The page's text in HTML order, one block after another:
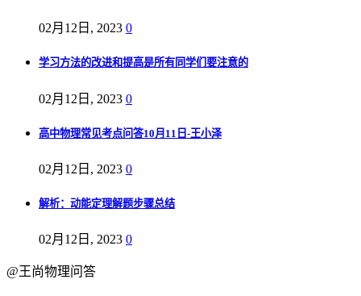
02月12日, 2023 0
学习方法的改进和提高是所有同学们要注意的
02月12日, 2023 0
高中物理常见考点问答10月11日-王小泽
02月12日, 2023 0
解析：动能定理解题步骤总结
02月12日, 2023 0
@王尚物理问答